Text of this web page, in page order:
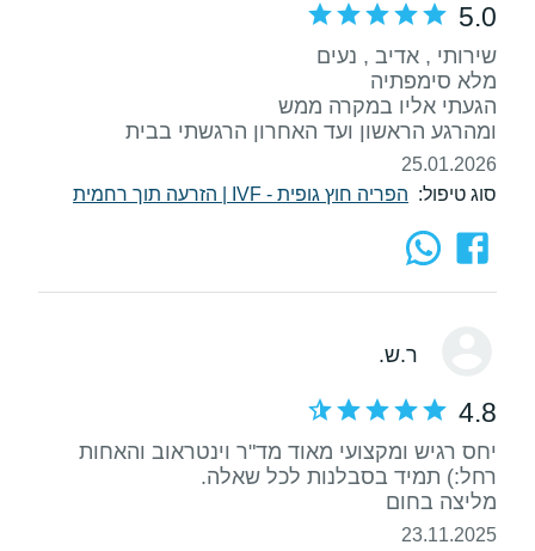
5.0
ומהרגע הראשון ועד האחרון הרגשתי בבית
25.01.2026
סוג טיפול: הפריה חוץ גופית - IVF הזרעה תוך רחמית
ר.ש.
4.8
יחס רגיש ומקצועי מאוד מד"ר וינטראוב והאחות
מליצה בחום
23.11.2025